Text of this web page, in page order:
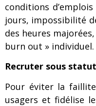
conditions
jours, impossibilité
des heures
burn out » individuel.
Recruter sous
Pour éviter la
usagers et fidélise